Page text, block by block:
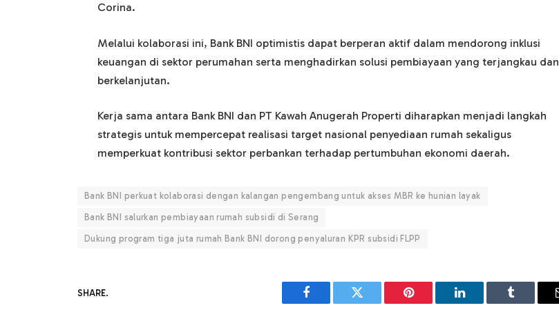
Corina.
Melalui kolaborasi ini, Bank BNI optimistis dapat berperan aktif dalam mendorong inklusi
keuangan di sektor perumahan serta menghadirkan solusi pembiayaan yang terjangkau dan
berkelanjutan.
Kerja sama antara Bank BNI dan PT Kawah Anugerah Properti diharapkan menjadi langkah
strategis untuk mempercepat realisasi target nasional penyediaan rumah sekaligus
memperkuat kontribusi sektor perbankan terhadap pertumbuhan ekonomi daerah.
Bank BNI perkuat kolaborasi dengan kalangan pengembang untuk akses MBR ke hunian layak
Bank BNI salurkan pembiayaan rumah subsidi di Serang
Dukung program tiga juta rumah Bank BNI dorong penyaluran KPR subsidi FLPP
SHARE.
Facebook Twitter Pinterest LinkedIn Tumblr